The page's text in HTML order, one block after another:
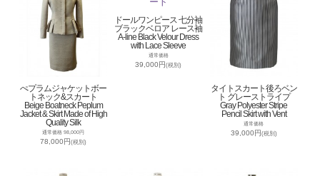
ぺプラムジャケットボー
トネック&スカート
Beige Boatneck Peplum
Jacket & Skirt Made of High
Quality Silk
通常価格 98,000円
78,000円(税別)
ドールワンピース 七分袖
ブラックベロア レース袖
A-line Black Velour Dress
with Lace Sleeve
通常価格
39,000円(税別)
タイトスカート後ろベン
ト グレーストライプ
Gray Polyester Stripe
Pencil Skirt with Vent
通常価格
39,000円(税別)